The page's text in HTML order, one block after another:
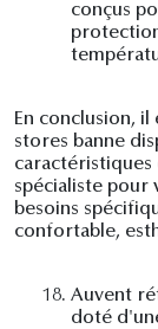
conçus
En conclusion,
stores banne
caractéristiques
spécialiste pour
besoins
confortable,
18. Auvent
doté